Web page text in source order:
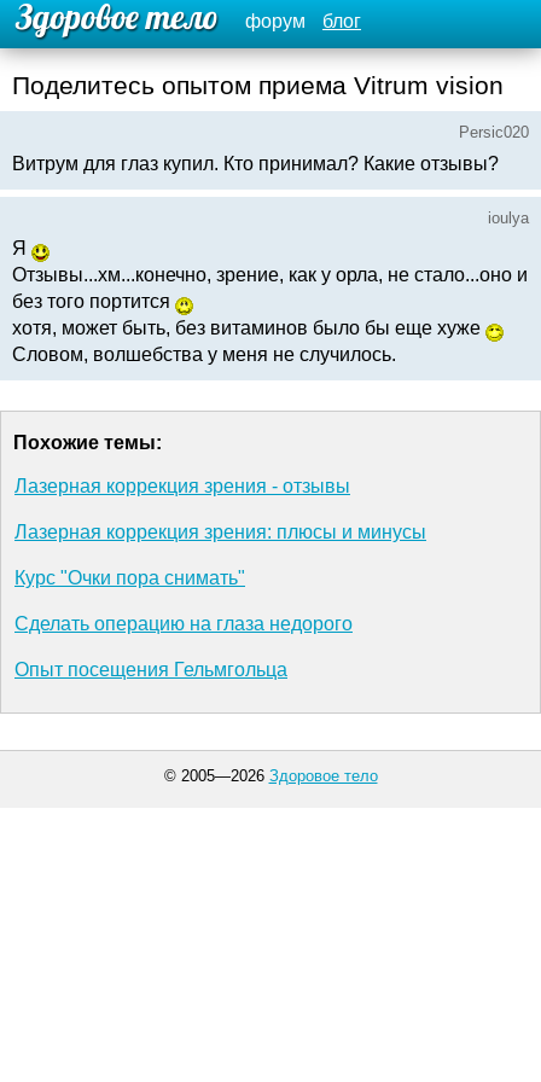
форум блог
Поделитесь опытом приема Vitrum vision
Persic020
Витрум для глаз купил. Кто принимал? Какие отзывы?
ioulya
Я
Отзывы...хм...конечно, зрение, как у орла, не стало...оно и
без того портится
хотя, может быть, без витаминов было бы еще хуже
Словом, волшебства у меня не случилось.
Похожие темы:
Лазерная коррекция зрения - отзывы
Лазерная коррекция зрения: плюсы и минусы
Курс "Очки пора снимать"
Сделать операцию на глаза недорого
Опыт посещения Гельмгольца
© 2005—2026 Здоровое тело